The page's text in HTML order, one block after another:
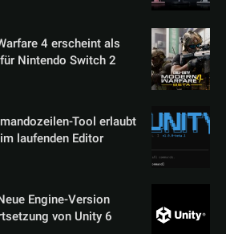
4 erscheint als
Nintendo Switch 2
Tool erlaubt
laufenden Editor
Engine-Version
von Unity 6